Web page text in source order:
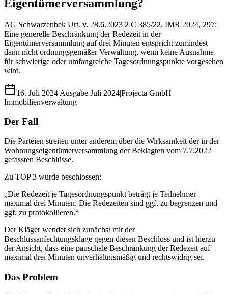
Eigentümerversammlung?
AG Schwarzenbek Urt. v. 28.6.2023 2 C 385/22, IMR 2024, 297:
Eine generelle Beschränkung der Redezeit in der
Eigentümerversammlung auf drei Minuten entspricht zumindest
dann nicht ordnungsgemäßer Verwaltung, wenn keine Ausnahme
für schwierige oder umfangreiche Tagesordnungspunkte vorgesehen
wird.
16. Juli 2024|Ausgabe Juli 2024|Projecta GmbH
Immobilienverwaltung
Der Fall
Die Parteien streiten unter anderem über die Wirksamkeit der in der
Wohnungseigentümerversammlung der Beklagten vom 7.7.2022
gefassten Beschlüsse.
Zu TOP 3 wurde beschlossen:
„Die Redezeit je Tagesordnungspunkt beträgt je Teilnehmer
maximal drei Minuten. Die Redezeiten sind ggf. zu begrenzen und
ggf. zu protokollieren.“
Der Kläger wendet sich zunächst mit der
Beschlussanfechtungsklage gegen diesen Beschluss und ist hierzu
der Ansicht, dass eine pauschale Beschränkung der Redezeit auf
maximal drei Minuten unverhältnismäßig und rechtswidrig sei.
Das Problem